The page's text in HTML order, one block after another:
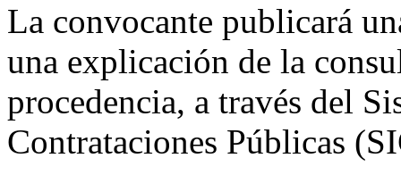
La convocante publicará
una explicación de la
procedencia, a través del
Contrataciones Públicas